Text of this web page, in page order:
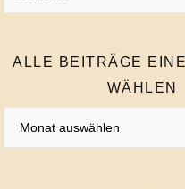
ALLE BEITRÄGE
WÄHLEN